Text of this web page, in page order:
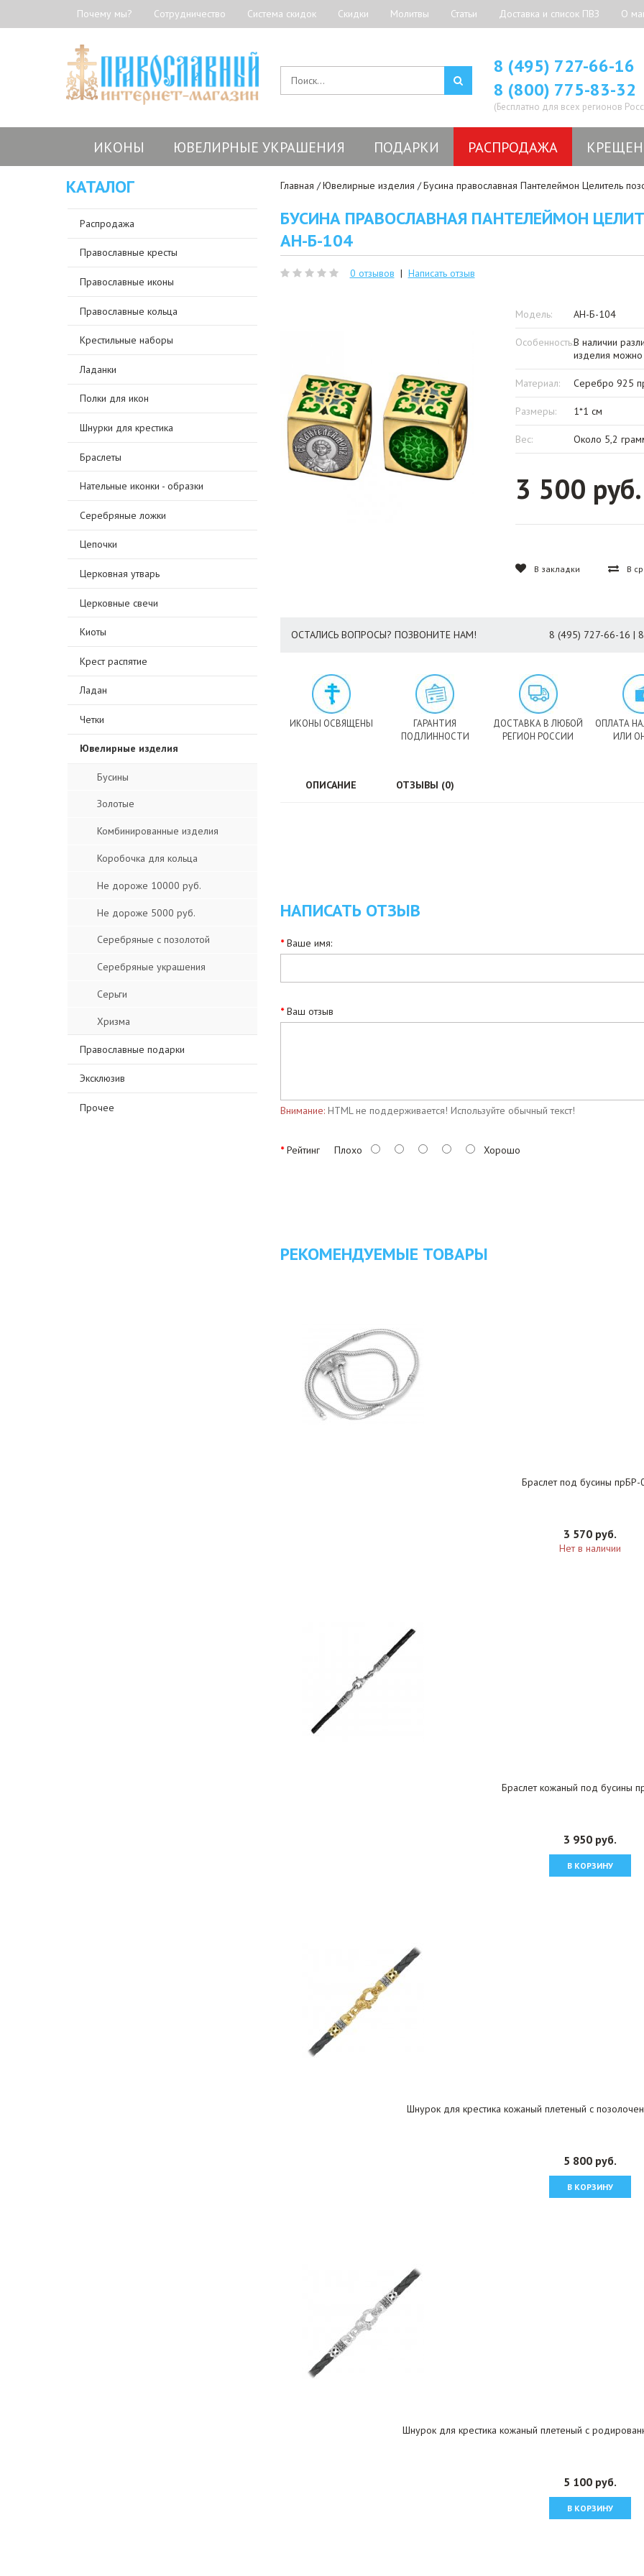
Почему мы? Сотрудничество Система скидок Скидки Молитвы Статьи Доставка и список ПВЗ О
8 (495) 727-66-16
8 (800) 775-83-32
(Бесплатно для всех регионов
ИКОНЫ ЮВЕЛИРНЫЕ УКРАШЕНИЯ ПОДАРКИ РАСПРОДАЖА
КАТАЛОГ
Распродажа
Православные кресты
Православные иконы
Православные кольца
Крестильные наборы
Ладанки
Полки для икон
Шнурки для крестика
Браслеты
Нательные иконки - образки
Серебряные ложки
Цепочки
Церковная утварь
Церковные свечи
Киоты
Крест распятие
Ладан
Четки
Ювелирные изделия
Бусины
Золотые
Комбинированные изделия
Коробочка для кольца
Не дороже 10000 руб.
Не дороже 5000 руб.
Серебряные с позолотой
Серебряные украшения
Серьги
Хризма
Православные подарки
Эксклюзив
Прочее
Главная Ювелирные изделия Бусина православная Пантелеймон Целитель
БУСИНА ПРАВОСЛАВНАЯ ПАНТЕЛЕЙМОН
АН-Б-104
0 отзывов | Написать отзыв
Модель: АН-Б-104
Особенность:В наличии
изделия можно
Материал: Серебро 925
Размеры: 1*1 см
Вес: Около 5,2
3 500 руб.
В закладки В
ОСТАЛИСЬ ВОПРОСЫ? ПОЗВОНИТЕ НАМ! 8 (495) 727-66-16 | 8
ИКОНЫ ОСВЯЩЕНЫ
ГАРАНТИЯ
ПОДЛИННОСТИ
ДОСТАВКА В ЛЮБОЙ
РЕГИОН РОССИИ
ОПЛАТА
ИЛИ
ОПИСАНИЕ ОТЗЫВЫ (0)
НАПИСАТЬ ОТЗЫВ
Ваше имя:
Ваш отзыв
Внимание:HTML не поддерживается! Используйте обычный текст!
РейтингПлохо Хорошо
РЕКОМЕНДУЕМЫЕ ТОВАРЫ
Браслет под бусины прБР-
3 570 руб.
Нет в наличии
Браслет кожаный под бусины
3 950 руб.
В КОРЗИНУ
Шнурок для крестика кожаный плетеный с
5 800 руб.
В КОРЗИНУ
Шнурок для крестика кожаный плетеный с
5 100 руб.
В КОРЗИНУ